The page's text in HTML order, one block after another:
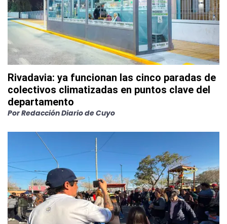
Rivadavia: ya funcionan las cinco paradas de
colectivos climatizadas en puntos clave del
departamento
PorRedacción Diario de Cuyo